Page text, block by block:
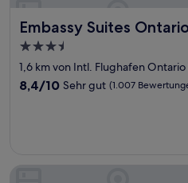
Embassy Suites
Embassy Suites Ontario
3.5-
Sterne-
Unterkunft
1,6 km von Intl. Flughafen
8.4
Bewertungen)
8,4/10 Sehr gut (1.007
Hotel d’Lins Ontario Airport